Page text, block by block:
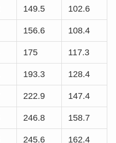
149.5 102.6
156.6 108.4
175 117.3
193.3 128.4
222.9 147.4
246.8 158.7
245.6 162.4